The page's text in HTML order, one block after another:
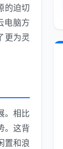
的迫切
电脑方
更为灵
。相比
。这背
置和浪